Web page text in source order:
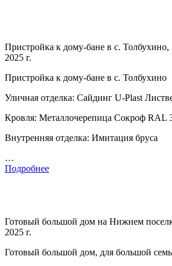
Пристройка к дому-бане в с. Толбухино,
2025 г.
Пристройка к дому-бане в с. Толбухино
Уличная отделка: Сайдинг U-Plast
Кровля: Металлочерепица Сокроф RAL
Внутренняя отделка: Имитация бруса
…
Подробнее
Готовый большой дом на Нижнем
2025 г.
Готовый большой дом, для большой